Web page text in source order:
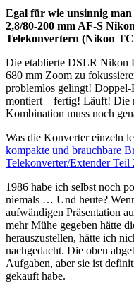
Egal für wie unsinnig man
2,8/80-200 mm AF-S
Telekonvertern (Nikon
Die etablierte DSLR Nikon
680 mm Zoom zu
problemlos gelingt!
montiert – fertig! Läuft! Die
Kombination muss noch
Was die Konverter einzeln
kompakte und brauchbare
Telekonverter/Extender Teil
1986 habe ich selbst noch
niemals … Und heute?
aufwändigen Präsentation
mehr Mühe gegeben hätte
herauszustellen, hätte ich
nachgedacht. Die oben
Aufgaben, aber sie ist
gekauft habe.